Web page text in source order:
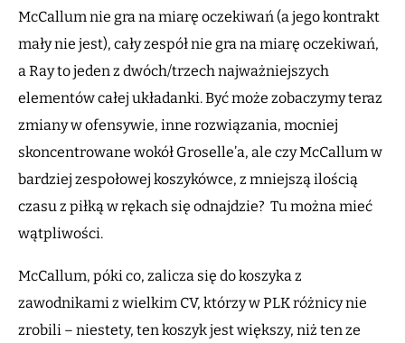
McCallum nie gra na miarę oczekiwań (a jego kontrakt
mały nie jest), cały zespół nie gra na miarę oczekiwań,
a Ray to jeden z dwóch/trzech najważniejszych
elementów całej układanki. Być może zobaczymy teraz
zmiany w ofensywie, inne rozwiązania, mocniej
skoncentrowane wokół Groselle’a, ale czy McCallum w
bardziej zespołowej koszykówce, z mniejszą ilością
czasu z piłką w rękach się odnajdzie? Tu można mieć
wątpliwości.
McCallum, póki co, zalicza się do koszyka z
zawodnikami z wielkim CV, którzy w PLK różnicy nie
zrobili – niestety, ten koszyk jest większy, niż ten ze